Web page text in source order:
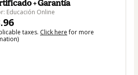
+ Garantía
Educación Online
taxes. Click herefor more